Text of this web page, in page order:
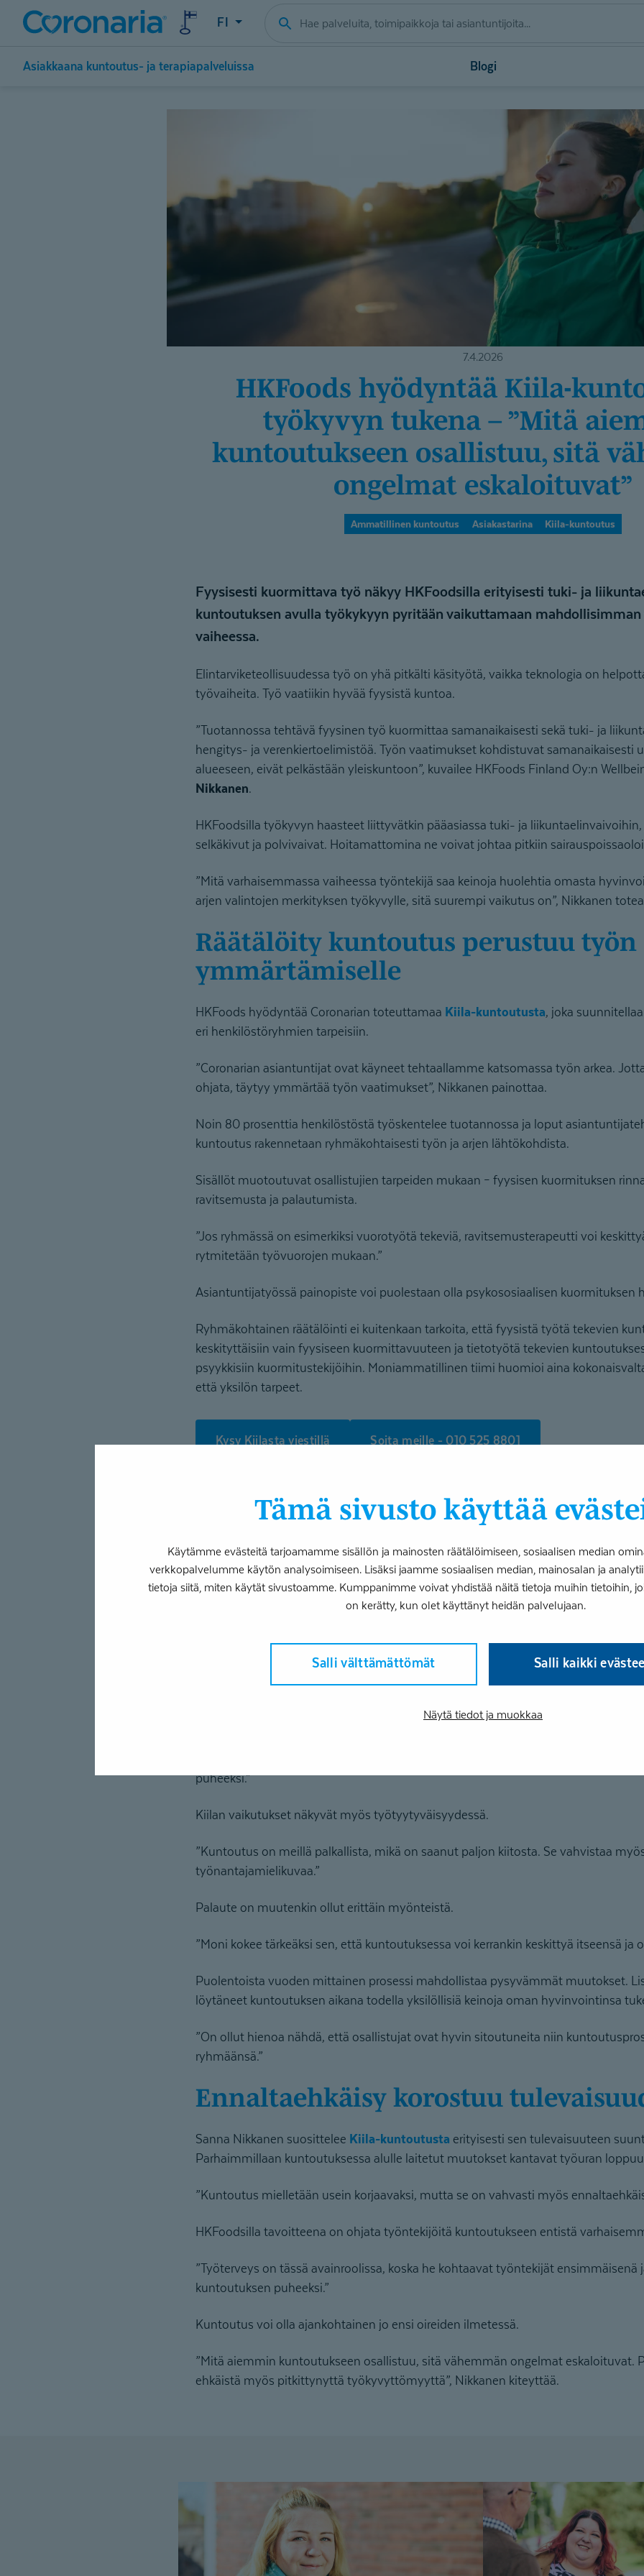
Tämä sivusto käyttää
Käytämme evästeitä tarjoamamme sisällön ja mainosten räätälöimiseen, sosiaalisen median
verkkopalvelumme käytön analysoimiseen. Lisäksi jaamme sosiaalisen median, mainosalan ja
tietoja siitä, miten käytät sivustoamme. Kumppanimme voivat yhdistää näitä tietoja muihin tietoihin,
on kerätty, kun olet käyttänyt heidän palvelujaan.
Salli välttämättömät Salli kaikki
Näytä tiedot ja muokkaa
FI
Asiakkaana kuntoutus- ja terapiapalveluissa Blogi
7.4.2026
HKFoods hyödyntää Kiila-kun­toutusta
työkyvyn tukena – ”Mitä
kuntoutukseen osallistuu, sitä
ongelmat eskaloituvat”
Ammatillinen kuntoutus Asiakastarina Kiila-kuntoutus
Fyysisesti kuormittava työ näkyy HKFoodsilla erityisesti tuki- ja
kuntoutuksen avulla työkykyyn pyritään vaikuttamaan mahdollisimman
vaiheessa.
Elintarviketeollisuudessa työ on yhä pitkälti käsityötä, vaikka teknologia on
työvaiheita. Työ vaatiikin hyvää fyysistä kuntoa.
”Tuotannossa tehtävä fyysinen työ kuormittaa samanaikaisesti sekä tuki- ja
hengitys- ja verenkiertoelimistöä. Työn vaatimukset kohdistuvat samanaikaisesti
alueeseen, eivät pelkästään yleiskuntoon”, kuvailee HKFoods Finland Oy:n
Nikkanen.
HKFoodsilla työkyvyn haasteet liittyvätkin pääasiassa tuki- ja
selkäkivut ja polvivaivat. Hoitamattomina ne voivat johtaa pitkiin
”Mitä varhaisemmassa vaiheessa työntekijä saa keinoja huolehtia omasta
arjen valintojen merkityksen työkyvylle, sitä suurempi vaikutus on”, Nikkanen
Räätälöity kuntoutus perustuu työn
ymmärtämiselle
HKFoods hyödyntää Coronarian toteuttamaa Kiila-kuntoutusta, joka
eri henkilöstöryhmien tarpeisiin.
”Coronarian asiantuntijat ovat käyneet tehtaallamme katsomassa työn arkea.
ohjata, täytyy ymmärtää työn vaatimukset”, Nikkanen painottaa.
Noin 80 prosenttia henkilöstöstä työskentelee tuotannossa ja loput
kuntoutus rakennetaan ryhmäkohtaisesti työn ja arjen lähtökohdista.
Sisällöt muotoutuvat osallistujien tarpeiden mukaan – fyysisen kuormituksen
ravitsemusta ja palautumista.
”Jos ryhmässä on esimerkiksi vuorotyötä tekeviä, ravitsemusterapeutti voi
rytmitetään työvuorojen mukaan.”
Asiantuntijatyössä painopiste voi puolestaan olla psykososiaalisen kuormituksen
Ryhmäkohtainen räätälöinti ei kuitenkaan tarkoita, että fyysistä työtä tekevien
keskityttäisiin vain fyysiseen kuormittavuuteen ja tietotyötä tekevien
psyykkisiin kuormitustekijöihin. Moniammatillinen tiimi huomioi aina
että yksilön tarpeet.
Kysy Kiilasta viestillä Soita meille - 010 525 8801
Vaikutuksia työtyytyväi­syyteen
yhteen yrityksenTodella HK – Yhdessä parempaa työhyvinvointia-
”Todella yhdessä, todella liikkeessä ja todella hyvää vointiaon konseptin lupaus.
Hän myös painottaa, että vaikka kuntoutuksessa muutos lähtee yksittäisestä
suurimman työn, vaikutukset ulottuvat aina koko työyhteisöön.
puheeksi.”
Kiilan vaikutukset näkyvät myös työtyytyväisyydessä.
”Kuntoutus on meillä palkallista, mikä on saanut paljon kiitosta. Se vahvistaa
työnantajamielikuvaa.”
Palaute on muutenkin ollut erittäin myönteistä.
”Moni kokee tärkeäksi sen, että kuntoutuksessa voi kerrankin keskittyä itseensä ja
Puolentoista vuoden mittainen prosessi mahdollistaa pysyvämmät muutokset.
löytäneet kuntoutuksen aikana todella yksilöllisiä keinoja oman hyvinvointinsa
”On ollut hienoa nähdä, että osallistujat ovat hyvin sitoutuneita niin
ryhmäänsä.”
Ennaltaehkäisy korostuu
Sanna Nikkanen suosittelee Kiila-kuntoutusta erityisesti sen tulevaisuuteen
Parhaimmillaan kuntoutuksessa alulle laitetut muutokset kantavat työuran
”Kuntoutus mielletään usein korjaavaksi, mutta se on vahvasti myös
HKFoodsilla tavoitteena on ohjata työntekijöitä kuntoutukseen entistä
”Työterveys on tässä avainroolissa, koska he kohtaavat työntekijät ensimmäisenä
kuntoutuksen puheeksi.”
Kuntoutus voi olla ajankohtainen jo ensi oireiden ilmetessä.
”Mitä aiemmin kuntoutukseen osallistuu, sitä vähemmän ongelmat eskaloituvat.
ehkäistä myös pitkittynyttä työkyvyttömyyttä”, Nikkanen kiteyttää.